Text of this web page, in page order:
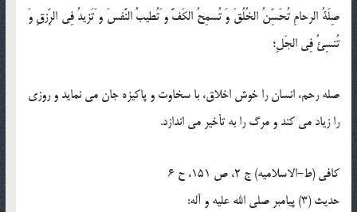
صِلَةُ الرحامِ تُحَسِّنُ الخُلُقَ وَ تُسمِحُ الكَفَّ و َتُطيبُ النَّفسَ و َتَزيدُ فِى الرِّزقِ وَ
تُنسِئُ فِى الجَلِ؛
صله رحم، انسان را خوش اخلاق، با سخاوت و پاكيزه جان مى‏ نمايد و روزى
را زياد مى‏ كند و مرگ را به تأخير مى‏ اندازد.
كافى (ط-الاسلامیه) ج 2، ص 151، ح 6
حدیث (3) پيامبر صلى ‏الله ‏عليه‏ و ‏آله: